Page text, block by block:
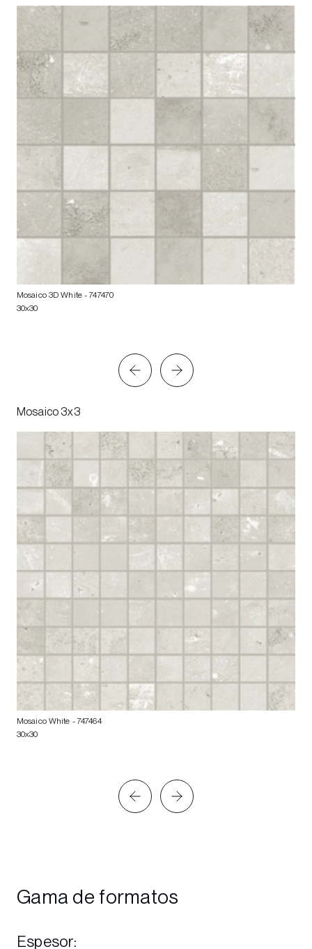
Mosaico 3D White- 747470
30x30
Mosaico 3x3
Mosaico White - 747464
30x30
Gama de formatos
Espesor: